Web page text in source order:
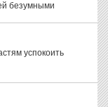
безумными
успокоить